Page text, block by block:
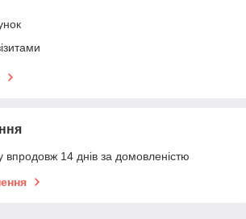
впродовж 14 днів за домовленістю